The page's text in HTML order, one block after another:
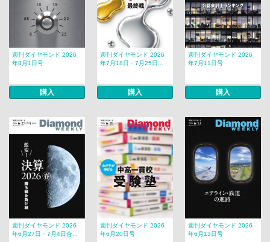
週刊ダイヤモンド 2026
年8月1日号
購入
週刊ダイヤモンド 2026
年7月18日・7月25日...
購入
週刊ダイヤモンド 2026
年7月11日号
購入
週刊ダイヤモンド 2026
年6月27日・7月4日合...
週刊ダイヤモンド 2026
年6月20日号
週刊ダイヤモンド 2026
年6月13日号